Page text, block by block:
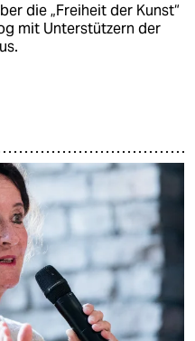
die „Freiheit der Kunst“
mit Unterstützern der